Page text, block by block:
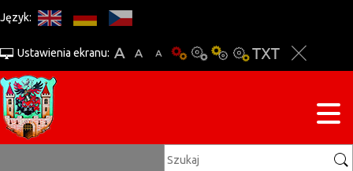
Język:
Ustawienia ekranu: